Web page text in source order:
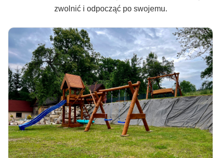
zwolnić i odpocząć po swojemu.